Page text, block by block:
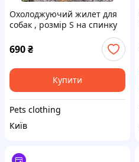
Охолоджуючий жилет для
собак , розмір S на спинку
690₴
Купити
Pets clothing
Київ